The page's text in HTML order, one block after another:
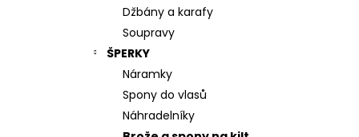
Džbány a karafy
Soupravy
ŠPERKY
Náramky
Spony do vlasů
Náhradelníky